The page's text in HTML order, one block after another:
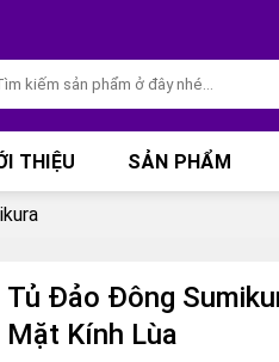
THIỆU SẢN PHẨM
Tủ Đảo Đông
Mặt Kính Lùa